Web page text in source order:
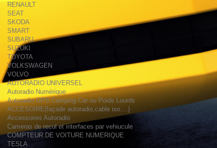
RENAULT
SEAT
SKODA
SMART
SUBARU
SUZUKI
TOYOTA
VOLKSWAGEN
VOLVO
AUTORADIO UNIVERSEL
Autoradio Numérique
Autoradio GPS Camping Car ou Poids Lourds
ACCESOIRE(façade autoradio,cable iso....)
Accessoires Autoradio
Cameras de recul et interfaces par vehiucule
COMPTEUR DE VOITURE NUMERIQUE
TESLA